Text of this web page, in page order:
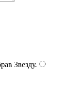
Звезду.